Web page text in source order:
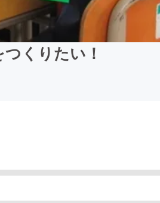
くりたい！